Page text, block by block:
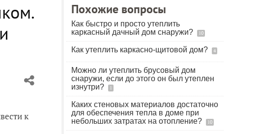
к
Похожие вопросы
Как быстро и просто утеплить
каркасный дачный дом снаружи?
10
Как утеплить каркасно-щитовой дом? 4
Можно ли утеплить брусовый дом
снаружи, если до этого он был утеплен
изнутри?
1
Каких стеновых материалов достаточно
для обеспечения тепла в доме при
небольших затратах на отопление?
10